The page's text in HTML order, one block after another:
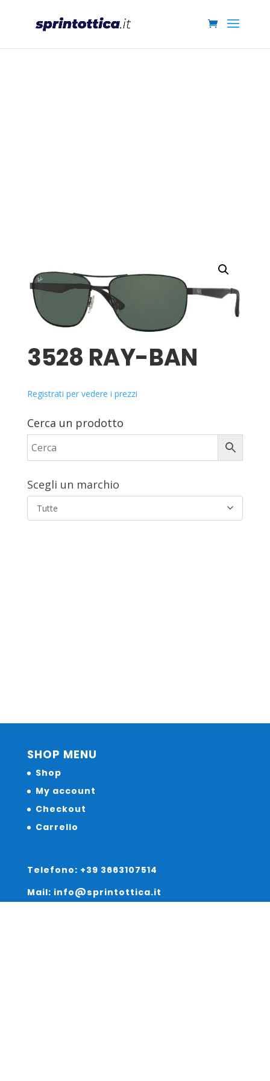
3528 RAY-BAN
Registrati per vedere i prezzi
Cerca un prodotto
Scegli un marchio
Tutte
SHOP MENU
Shop
My account
Checkout
Carrello
Telefono: +39 3663107514
Mail: info@sprintottica.it